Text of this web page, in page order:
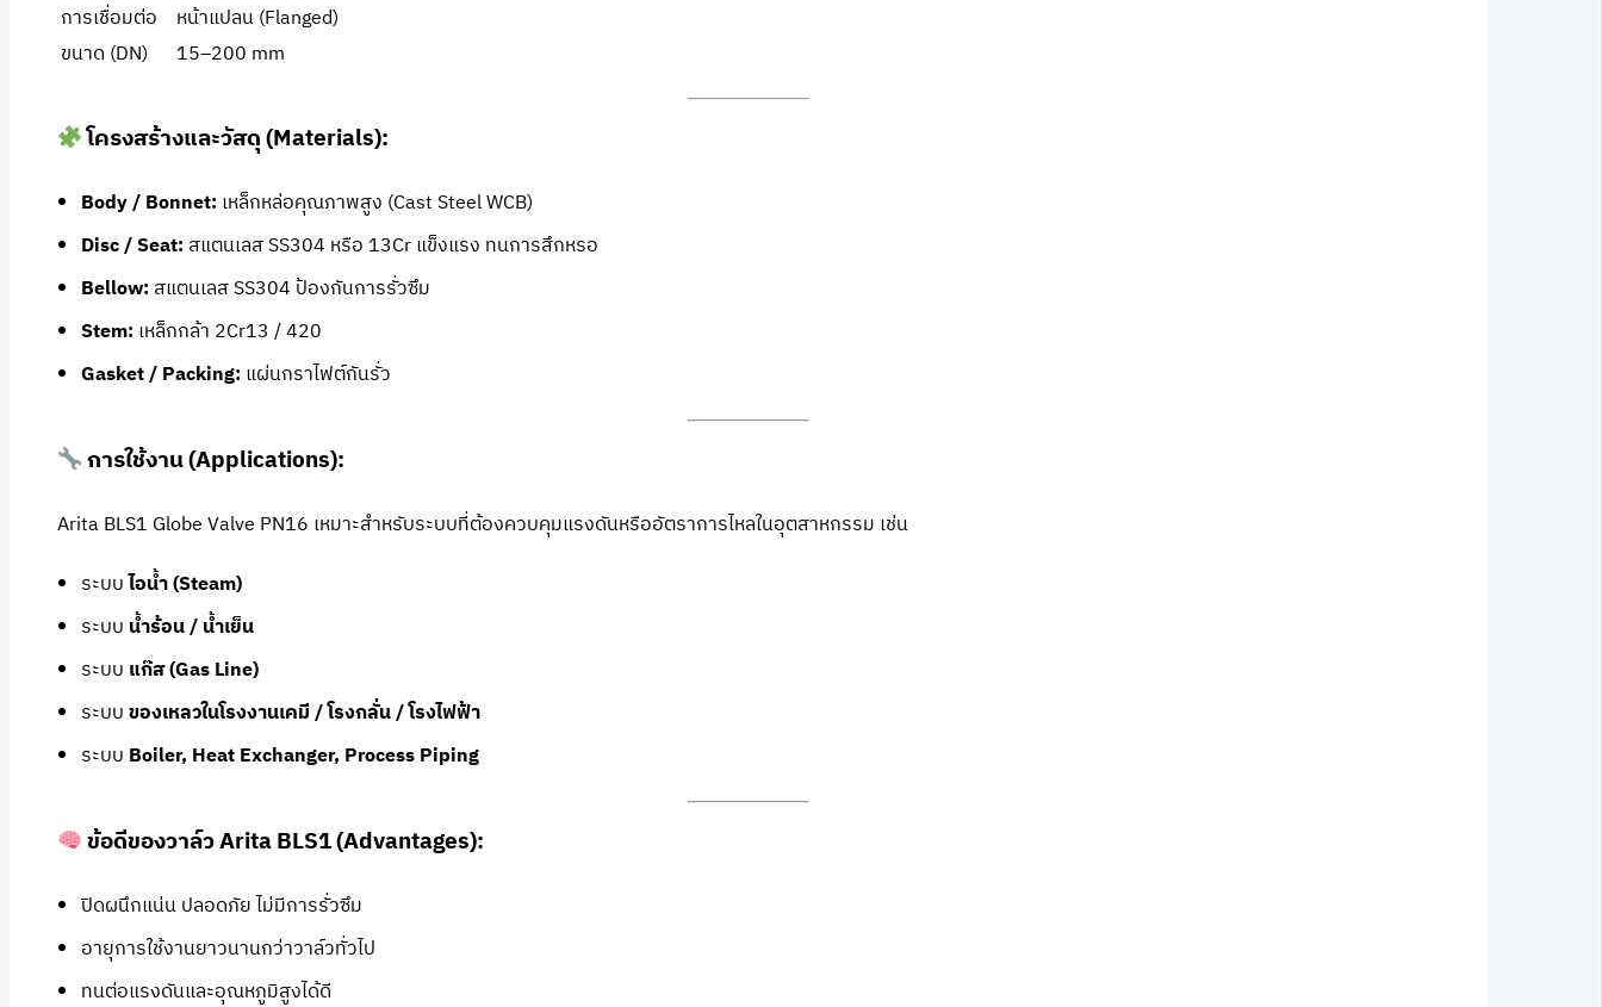
การเชื่อมต่อ
หน้าแปลน (Flanged)
ขนาด (DN)
15–200 mm
โครงสร้างและวัสดุ (Materials):
Body / Bonnet: เหล็กหล่อคุณภาพสูง (Cast Steel WCB)
Disc / Seat: สแตนเลส SS304 หรือ 13Cr แข็งแรง ทนการสึกหรอ
Bellow: สแตนเลส SS304 ป้องกันการรั่วซึม
Stem: เหล็กกล้า 2Cr13 / 420
Gasket / Packing: แผ่นกราไฟต์กันรั่ว
การใช้งาน (Applications):
Arita BLS1 Globe Valve PN16 เหมาะสำหรับระบบที่ต้องควบคุมแรงดันหรืออัตราการไหลในอุตสาหกรรม เช่น
ระบบไอน้ำ (Steam)
ระบบ น้ำร้อน / น้ำเย็น
ระบบ แก๊ส (Gas Line)
ระบบของเหลวในโรงงานเคมี / โรงกลั่น / โรงไฟฟ้า
ระบบ Boiler, Heat Exchanger, Process Piping
ข้อดีของวาล์ว Arita BLS1 (Advantages):
ปิดผนึกแน่น ปลอดภัย ไม่มีการรั่วซึม
อายุการใช้งานยาวนานกว่าวาล์วทั่วไป
ทนต่อแรงดันและอุณหภูมิสูงได้ดี